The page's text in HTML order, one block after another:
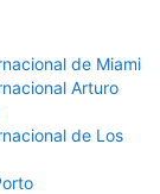
de Miami
Arturo
de Los